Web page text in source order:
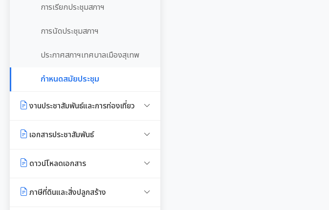
การทุจริตคอร์ชั่น
งานที่ 5 งานศูนย์ข้อมูลทรัพยากร
ทรัพยากรท้องถิ่น
งานที่ 6 สนับสนุนในการอนุรักษ์
การบริหารความเสี่ยง
การเรียกประชุมสภาฯ
การนัดประชุมสภาฯ
ประกาศสภาฯเทศบาลเมืองสุเทพ
กำหนดสมัยประชุม
งานประชาสัมพันธ์และการท่องเที่ยว
แผนงานท่องเที่ยว
เอกสารประชาสัมพันธ์
เอกสารประชาสัมพันธ์กองการศึกษา
เอกสารประชาสัมพันธ์กองคลัง
ดาวน์โหลดเอกสาร
เอกสารดาวน์โหลด: สำนักปลัด
ภาษีที่ดินและสิ่งปลูกสร้าง